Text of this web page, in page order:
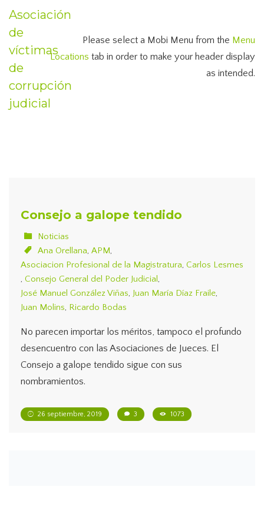
Asociación
de
víctimas
de
corrupción
judicial
Please select a Mobi Menu from the Menu
Locations tab in order to make your header display
as intended.
Consejo a galope tendido
Noticias
Ana Orellana, APM,
Asociacion Profesional de la Magistratura, Carlos Lesmes
, Consejo General del Poder Judicial ,
José Manuel González Viñas, Juan María Díaz Fraile,
Juan Molins, Ricardo Bodas
No parecen importar los méritos, tampoco el profundo
desencuentro con las Asociaciones de Jueces. El
Consejo a galope tendido sigue con sus
nombramientos.
26 septiembre, 2019 3 1073